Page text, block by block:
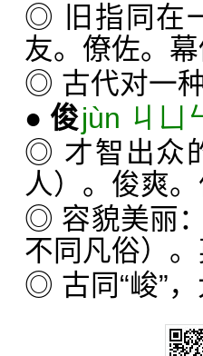
◎ 旧指同在
友。僚佐。幕
◎ 古代对一
● 俊jùn ㄐㄩ
◎ 才智出众
人）。俊爽
◎ 容貌美丽
不同凡俗）。
◎ 古同“峻”，